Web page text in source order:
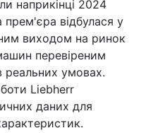
Туризм
наприкінці 2024
відбулася у
виходом на ринок
перевіреним
реальних умовах.
Liebherr
даних для